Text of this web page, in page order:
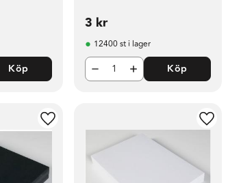
Köp
3 kr
12400 st i lager
Köp
Lägg till i favoriter Lägg